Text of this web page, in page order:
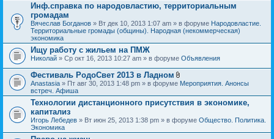
Инф.справка по народовластию, территориальным
громадам
Вячеслав Богданов » Вт дек 10, 2013 1:07 am » в форуме Народовластие.
Территориальные громады (общины). Народная (некоммерческая)
экономика
Ищу работу с жильем на ПМЖ
Николай » Ср окт 16, 2013 10:27 am » в форуме Объявления
Фестиваль РодоСвет 2013 в Ладном
В
о
ж
н
и
я
Anastasia » Пт авг 30, 2013 1:48 pm » в форуме Мероприятия. Анонсы
встреч. Афиша
Технологии дистанционного присутствия в экономике,
капитализ
Игорь Лебедев » Вт июн 25, 2013 1:38 pm » в форуме Общество. Политика.
Экономика